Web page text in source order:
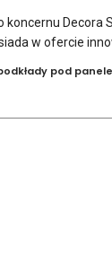
Decora
w ofercie
pod panele